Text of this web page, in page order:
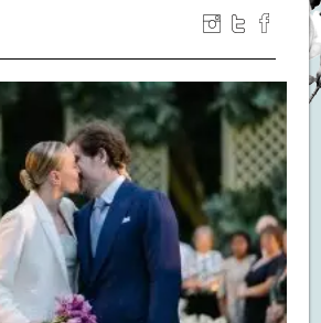
WILL YOU MARRY ME?
LUA DE MEL
COZINHA
DECORAÇÃO
DE NOIVA PRA NOIVA
S.O.S CASADAS
FALE COM O SAY I DO